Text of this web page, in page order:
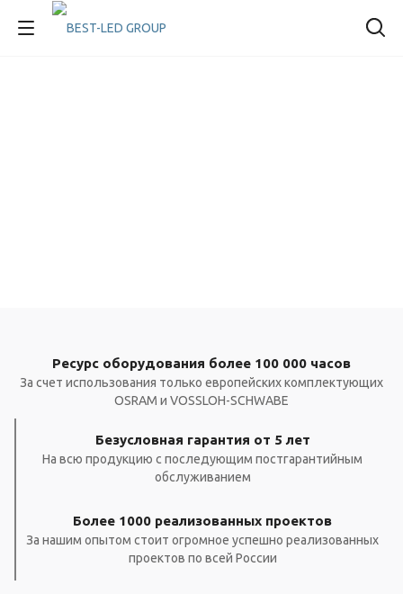
Ресурс оборудования более 100 000 часов
За счет использования только европейских комплектующих
OSRAM и VOSSLOH-SCHWABE
Безусловная гарантия от 5 лет
На всю продукцию с последующим постгарантийным
обслуживанием
Более 1000 реализованных проектов
За нашим опытом стоит огромное успешно реализованных
проектов по всей России